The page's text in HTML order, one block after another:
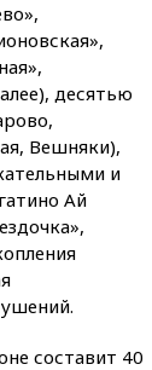
десятью
Вешняки),
и
Ай
составит 40